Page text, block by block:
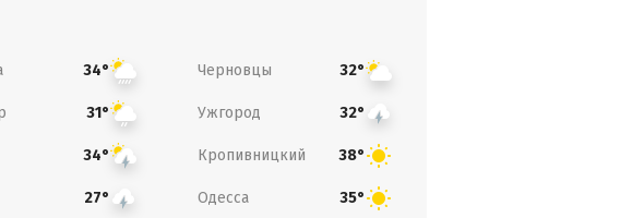
34° Черновцы 32°
31° Ужгород 32°
34° Кропивницкий 38°
27° Одесса 35°